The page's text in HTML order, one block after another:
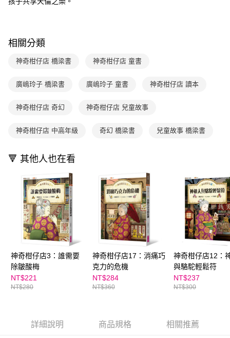
【注意事項】
1.本服務係由「台灣大哥大股份有限公司」（以下簡稱本公司）所提供，讓
用戶於交易時，得透過本服務購買商品或服務，並由商店將買賣／分期付款
買賣價金債權讓與本公司後，依約使用本公司帳單繳交帳款。
資料（包含姓名、電話或地址）提供予台灣大哥大進項蒐集、處理及利用，
3.完整用戶服務條款，請詳閱以下連結：
https://oppay.tw/userRule
１．於結帳方式選擇「AFTEE先享後付」後，將跳轉至「AFTEE先享後付」
ATM／網路銀行／等多元方式進行付款，方視為交易完成。
購買商品的店家。未經商家同意取消之訂單仍視為有效，需透過AFTEE先享
是否繳費成功／繳費後需取消欲退款等相關疑問，請聯繫「AFTEE先享後付
易，需依本服務之必要範圍內提供個人資料，並將交易相關給付款項請求債
２．關於個人資料處理事宜，請瀏覽以下網址：
https://aftee.tw/terms/#terms3
３．未成年的使用者請事先徵得法定代理人或監護人之同意方可使用
「AFTEE先享後付」，若未經同意申辦者引起之損失，本公司不負相關責
任。
４．使用「AFTEE先享後付」時，將依據個別帳號之用戶狀況，依本公司即
時審查核予不同之上限額度；若仍有額度不足之情形，本公司將視審查結果
請求用戶進行身份認證。
５．嚴禁一人註冊多個帳號或使用他人資訊註冊。若發現惡意使用之情形，
恩沛科技股份有限公司將有權停止該用戶之使用額度並採取法律行動。
國內宅配/郵寄 (不適用離島、海外及郵局i郵箱)
每筆NT$70，滿NT$800(含以上)免運費
離島宅配（澎湖、金門、馬祖、小琉球；不適用於郵局i郵箱）
海外包裹航空運送
相關分類
神奇柑仔店 橋梁書 神奇柑仔店 童書
廣嶋玲子 橋梁書 廣嶋玲子 童書 神奇柑仔店 讀本
神奇柑仔店 奇幻 神奇柑仔店 兒童故事
神奇柑仔店 中高年級 奇幻 橋梁書 兒童故事 橋梁書
🔻 其他人也在看
神奇柑仔店3：誰需要
除皺酸梅
NT$221
NT$280
神奇柑仔店17：消痛巧
克力的危機
NT$284
NT$360
神奇柑仔店12：
與駱駝輕鬆符
NT$237
NT$300
詳細說明 商品規格 相關推薦